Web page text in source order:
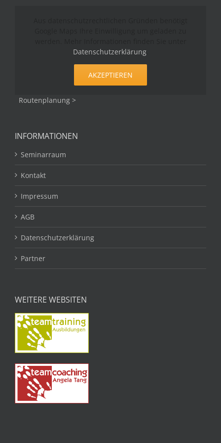
Datenschutzerklärung.
AKZEPTIEREN
Routenplanung >
INFORMATIONEN
Seminarraum
Kontakt
Impressum
AGB
Datenschutzerklärung
Partner
WEITERE WEBSITEN